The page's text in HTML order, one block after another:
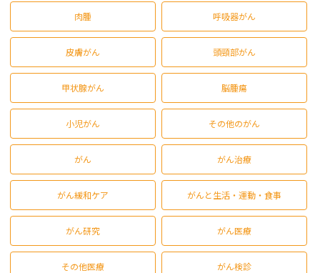
肉腫 呼吸器がん
皮膚がん 頭頸部がん
甲状腺がん 脳腫瘍
小児がん その他のがん
がん がん治療
がん緩和ケア がんと生活・運動・食事
がん研究 がん医療
その他医療 がん検診